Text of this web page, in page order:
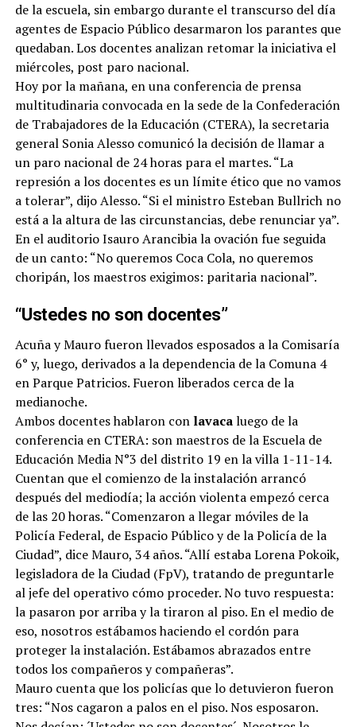
de la escuela, sin embargo durante el transcurso del día
agentes de Espacio Público desarmaron los parantes que
quedaban. Los docentes analizan retomar la iniciativa el
miércoles, post paro nacional.
Hoy por la mañana, en una conferencia de prensa
multitudinaria convocada en la sede de la Confederación
de Trabajadores de la Educación (CTERA), la secretaria
general Sonia Alesso comunicó la decisión de llamar a
un paro nacional de 24 horas para el martes. “La
represión a los docentes es un límite ético que no vamos
a tolerar”, dijo Alesso. “Si el ministro Esteban Bullrich no
está a la altura de las circunstancias, debe renunciar ya”.
En el auditorio Isauro Arancibia la ovación fue seguida
de un canto: “No queremos Coca Cola, no queremos
choripán, los maestros exigimos: paritaria nacional”.
“Ustedes no son docentes”
Acuña y Mauro fueron llevados esposados a la Comisaría
6° y, luego, derivados a la dependencia de la Comuna 4
en Parque Patricios. Fueron liberados cerca de la
medianoche.
Ambos docentes hablaron con lavacaluego de la
conferencia en CTERA: son maestros de la Escuela de
Educación Media N°3 del distrito 19 en la villa 1-11-14.
Cuentan que el comienzo de la instalación arrancó
después del mediodía; la acción violenta empezó cerca
de las 20 horas. “Comenzaron a llegar móviles de la
Policía Federal, de Espacio Público y de la Policía de la
Ciudad”, dice Mauro, 34 años. “Allí estaba Lorena Pokoik,
legisladora de la Ciudad (FpV), tratando de preguntarle
al jefe del operativo cómo proceder. No tuvo respuesta:
la pasaron por arriba y la tiraron al piso. En el medio de
eso, nosotros estábamos haciendo el cordón para
proteger la instalación. Estábamos abrazados entre
todos los compañeros y compañeras”.
Mauro cuenta que los policías que lo detuvieron fueron
tres: “Nos cagaron a palos en el piso. Nos esposaron.